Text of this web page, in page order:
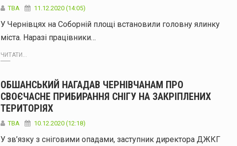
TBA 11.12.2020 (14:05)
У Чернівцях на Соборній площі встановили головну ялинку
міста. Наразі працівники…
ЧИТАТИ...
ОБШАНСЬКИЙ НАГАДАВ ЧЕРНІВЧАНАМ ПРО
СВОЄЧАСНЕ ПРИБИРАННЯ СНІГУ НА ЗАКРІПЛЕНИХ
ТЕРИТОРІЯХ
TBA 10.12.2020 (12:18)
У зв’язку з сніговими опадами, заступник директора ДЖКГ